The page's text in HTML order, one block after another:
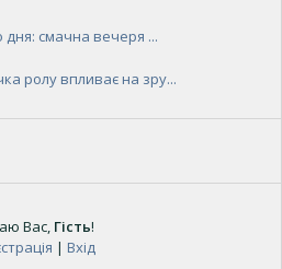
дня: смачна вечеря ...
ролу впливає на зру...
Вас, Гість!
| Вхід